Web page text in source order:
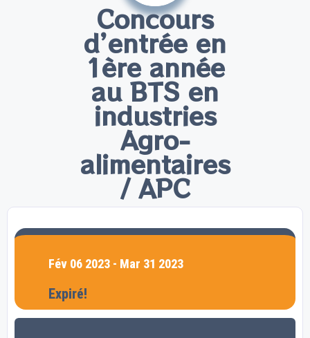
Concours
d’entrée en
1ère année
au BTS en
industries
Agro-
alimentaires
/ APC
Fév 06 2023 - Mar 31 2023
Expiré!